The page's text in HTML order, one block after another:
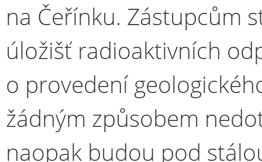
na Čeřínku. Zástupcům
úložišť radioaktivních
o provedení
žádným způsobem
naopak budou pod